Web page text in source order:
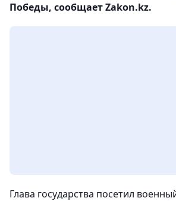
Победы, сообщает Zakon.kz.
Глава государства посетил